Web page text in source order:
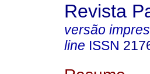
Revista
versão
line ISSN